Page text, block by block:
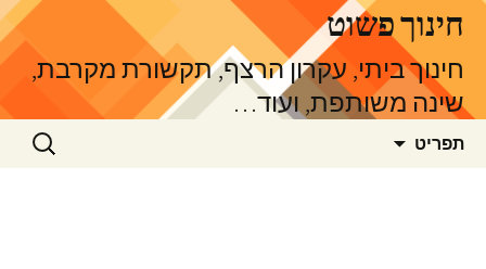
לדלג
לתוכןחינוך פשוט
חינוך ביתי, עקרון הרצף, תקשורת מקרבת,
שינה משותפת, ועוד…
תפריט חיפוש: